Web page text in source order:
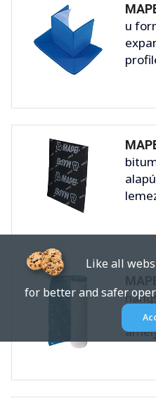
u
Like all
for better and safer